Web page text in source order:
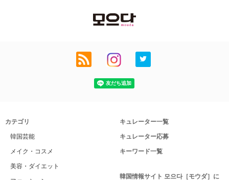
カテゴリ
韓国芸能
メイク・コスメ
美容・ダイエット
キュレーター一覧
キュレーター応募
キーワード一覧
韓国情報サイト 모으다［モウダ］に